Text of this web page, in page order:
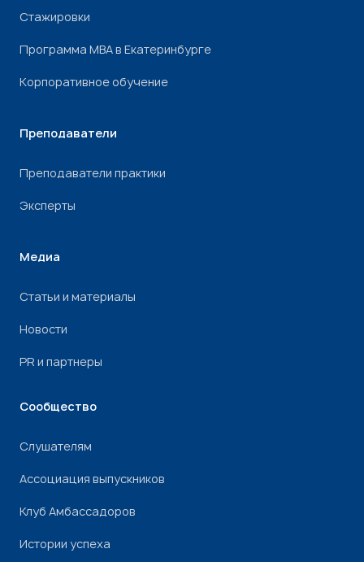
Стажировки
Программа МВА в Екатеринбурге
Корпоративное обучение
Преподаватели
Преподаватели практики
Эксперты
Медиа
Статьи и материалы
Новости
PR и партнеры
Сообщество
Слушателям
Ассоциация выпускников
Клуб Амбассадоров
Истории успеха